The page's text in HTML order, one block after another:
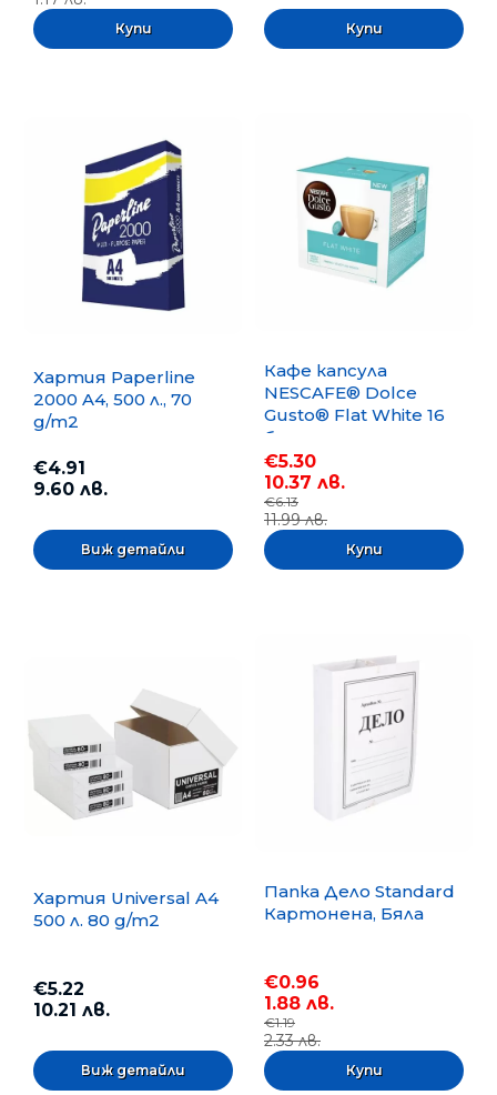
Хартия Paperline
2000 A4, 500 л., 70
g/m2
€4.91
9.60 лв.
Виж детайли
Кафе капсула
NESCAFE® Dolce
Gusto® Flat White 16
бр.
€5.30
10.37 лв.
€6.13
11.99 лв.
Хартия Universal A4
500 л. 80 g/m2
€5.22
10.21 лв.
Виж детайли
Папка Дело Standard
Картонена, Бяла
€0.96
1.88 лв.
€1.19
2.33 лв.